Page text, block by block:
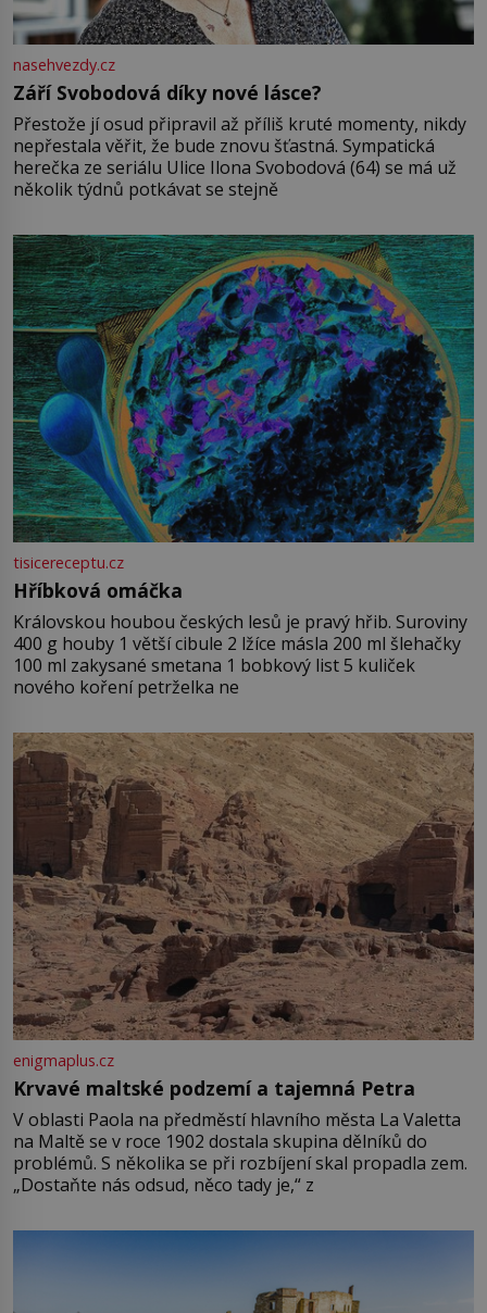
nasehvezdy.cz
Září Svobodová díky nové lásce?
Přestože jí osud připravil až příliš kruté momenty, nikdy
nepřestala věřit, že bude znovu šťastná. Sympatická
herečka ze seriálu Ulice Ilona Svobodová (64) se má už
několik týdnů potkávat se stejně
tisicereceptu.cz
Hříbková omáčka
Královskou houbou českých lesů je pravý hřib. Suroviny
400 g houby 1 větší cibule 2 lžíce másla 200 ml šlehačky
100 ml zakysané smetana 1 bobkový list 5 kuliček
nového koření petrželka ne
enigmaplus.cz
Krvavé maltské podzemí a tajemná Petra
V oblasti Paola na předměstí hlavního města La Valetta
na Maltě se v roce 1902 dostala skupina dělníků do
problémů. S několika se při rozbíjení skal propadla zem.
„Dostaňte nás odsud, něco tady je,“ z